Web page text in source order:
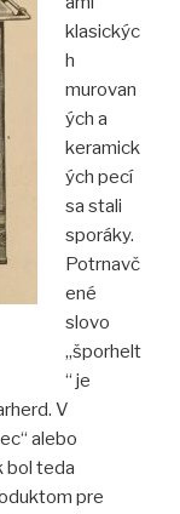
klasickýc
h
murovan
ých a
keramick
ých pecí
sa stali
sporáky.
Potrnavč
ené
slovo
„šporhelt
“ je
V
alebo
bol teda
pre